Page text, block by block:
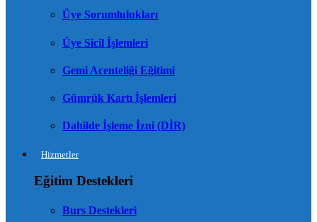
Üye Sorumlulukları
Üye Sicil İşlemleri
Gemi Acenteliği Eğitimi
Gümrük Kartı İşlemleri
Dahilde İşleme İzni (DİR)
Hizmetler
Eğitim Destekleri
Burs Destekleri